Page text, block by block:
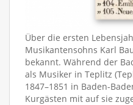
Über die ersten
Musikantensohns Karl
bekannt. Während der
als Musiker in Teplitz
1847–1851 in Baden-
Kurgästen mit auf sie